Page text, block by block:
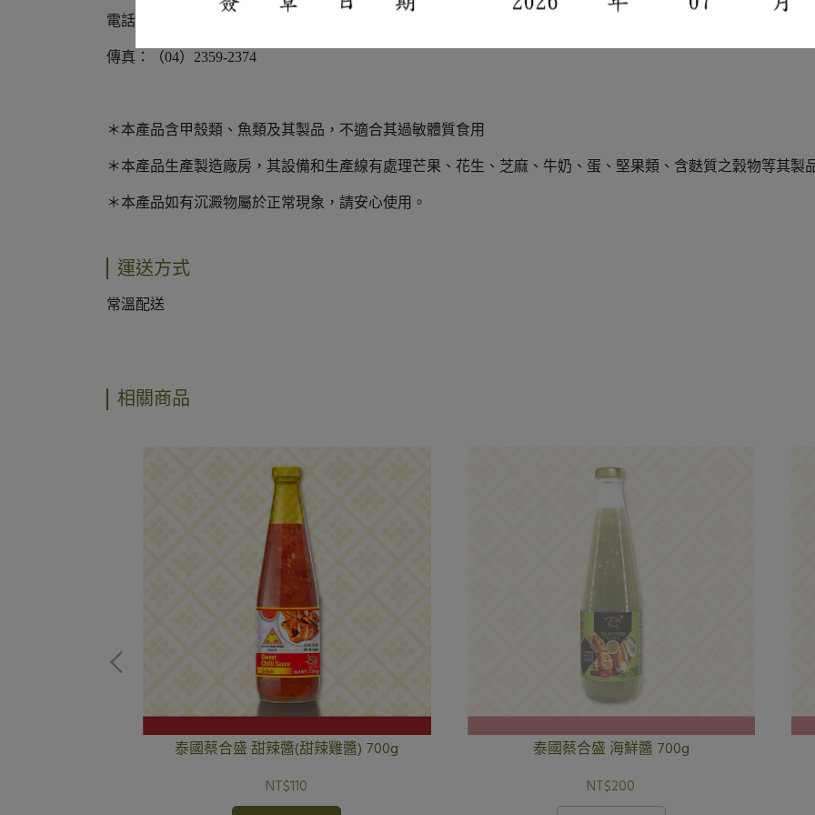
電話：（04）2359-1278
傳真：（04）2359-2374
＊本產品含甲殼類、魚類及其製品，不適合其過敏體質食用
＊本產品生產製造廠房，其設備和生產線有處理芒果、花生、芝麻、牛奶、蛋、堅果類、含麩質之穀物等其製
＊本產品如有沉澱物屬於正常現象，請安心使用。
運送方式
常溫配送
相關商品
泰國蔡合盛 甜辣醬(甜辣雞醬) 700g
NT$110
泰國蔡合盛 海鮮醬 700g
NT$200